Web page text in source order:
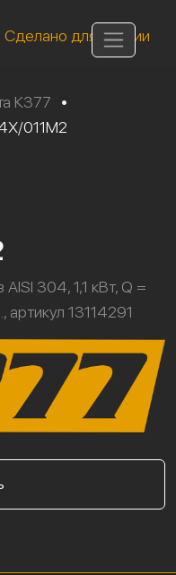
Сделано для России
К377
•
011М2
304, 1,1 кВт, Q =
артикул 13114291